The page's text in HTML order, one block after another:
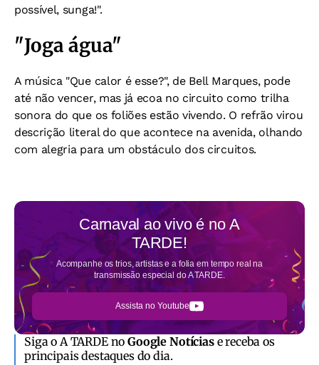
possível, sunga!".
"Joga água"
A música "Que calor é esse?", de Bell Marques, pode
até não vencer, mas já ecoa no circuito como trilha
sonora do que os foliões estão vivendo. O refrão virou
descrição literal do que acontece na avenida, olhando
com alegria para um obstáculo dos circuitos.
Carnaval ao vivo é noA
TARDE!
Acompanhe os trios, artistas e a folia em tempo real na
transmissão especial do A TARDE.
Assista no Youtube
Siga o A TARDE noGoogle Notíciase receba os
principais destaques do dia.